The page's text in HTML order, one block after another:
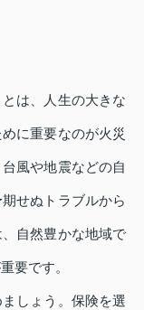
は、人生の大きな
に重要なのが火災
風や地震などの自
せぬトラブルから
自然豊かな地域で
要です。
しょう。保険を選